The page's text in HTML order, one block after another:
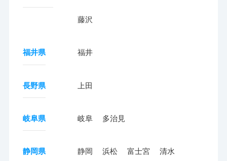
藤沢
福井県 福井
長野県 上田
岐阜県 岐阜 多治見
静岡県 静岡 浜松 富士宮 清水